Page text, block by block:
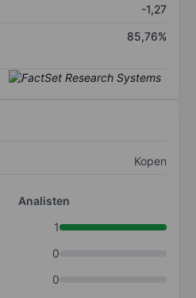
-1,27
85,76%
Kopen
Analisten
1
0
0